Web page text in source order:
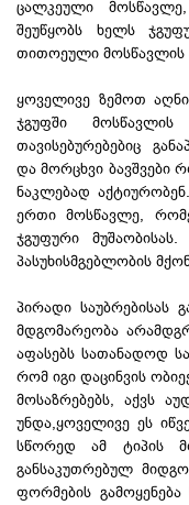
ცალკეული
შეუწყობს ხელს
თითოეული მოსწავლის
ყოველივე ზემოთ
ჯგუფში მოსწავლის
თავისებურებებიც
და მორცხვი ბავშვები
ნაკლებად
ერთი მოსწავლე,
ჯგუფური
პასუხისმგებლობის
პირადი საუბრებისას
მდგომარეობა
აფასებს სათანადოდ
რომ იგი დაცინვის
მოსაზრებებს, აქვს
უნდა,ყოველივე ეს
სწორედ ამ ტიპის
განსაკუთრებულ
ფორმების გამოყენება